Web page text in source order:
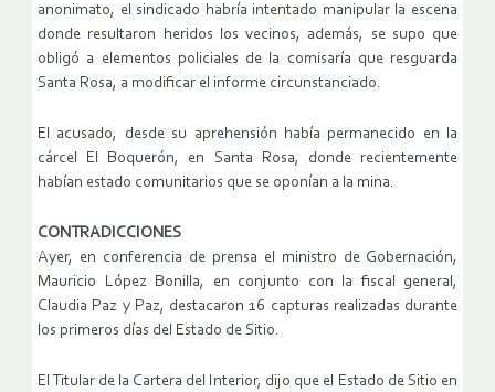
anonimato, el sindicado habría intentado manipular la escena
donde resultaron heridos los vecinos, además, se supo que
obligó a elementos policiales de la comisaría que resguarda
Santa Rosa, a modificar el informe circunstanciado.
El acusado, desde su aprehensión había permanecido en la
cárcel El Boquerón, en Santa Rosa, donde recientemente
habían estado comunitarios que se oponían a la mina.
CONTRADICCIONES
Ayer, en conferencia de prensa el ministro de Gobernación,
Mauricio López Bonilla, en conjunto con la fiscal general,
Claudia Paz y Paz, destacaron 16 capturas realizadas durante
los primeros días del Estado de Sitio.
El Titular de la Cartera del Interior, dijo que el Estado de Sitio en